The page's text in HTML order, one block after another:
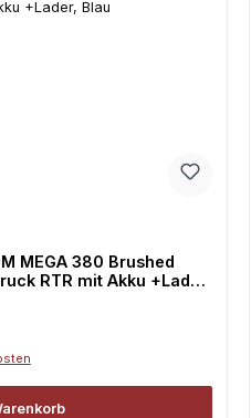
MEGA 380 Brushed
RTR mit Akku +Lader,